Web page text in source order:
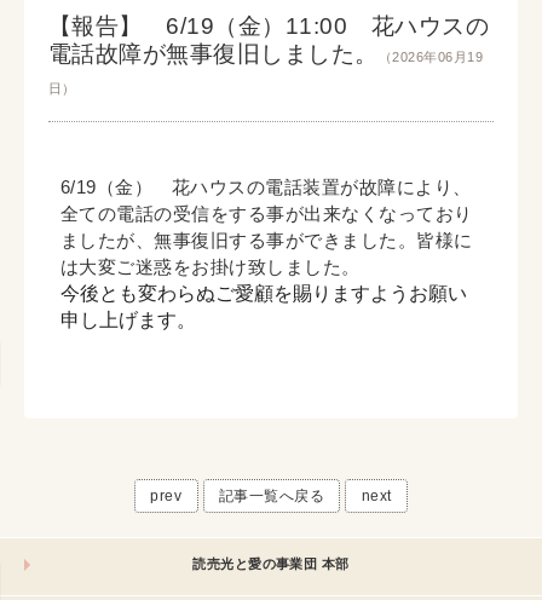
【報告】 6/19（金）11:00 花ハウスの
電話故障が無事復旧しました。
（2026年06月19
日）
6/19（金） 花ハウスの電話装置が故障により、
全ての電話の受信をする事が出来なくなっており
ましたが、無事復旧する事ができました。皆様に
は大変ご迷惑をお掛け致しました。
今後とも変わらぬご愛顧を賜りますようお願い
申し上げます。
prev 記事一覧へ戻る next
読売光と愛の事業団 本部